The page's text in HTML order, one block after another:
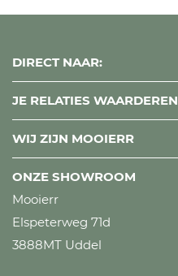
DIRECT NAAR:
JE RELATIES WAARDEREN
WIJ ZIJN MOOIERR
ONZE SHOWROOM
Mooierr
Elspeterweg 71d
3888MT Uddel